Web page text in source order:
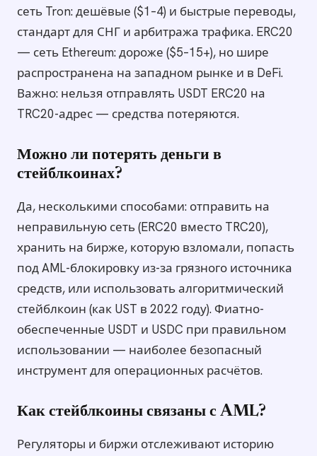
сеть Tron: дешёвые ($1–4) и быстрые переводы,
стандарт для СНГ и арбитража трафика. ERC20
— сеть Ethereum: дороже ($5–15+), но шире
распространена на западном рынке и в DeFi.
Важно: нельзя отправлять USDT ERC20 на
TRC20-адрес — средства потеряются.
Можно ли потерять деньги в
стейблкоинах?
Да, несколькими способами: отправить на
неправильную сеть (ERC20 вместо TRC20),
хранить на бирже, которую взломали, попасть
под AML-блокировку из-за грязного источника
средств, или использовать алгоритмический
стейблкоин (как UST в 2022 году). Фиатно-
обеспеченные USDT и USDC при правильном
использовании — наиболее безопасный
инструмент для операционных расчётов.
Как стейблкоины связаны с AML?
Регуляторы и биржи отслеживают историю